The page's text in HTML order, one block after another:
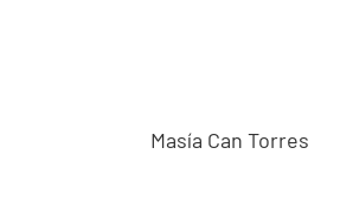
Masía Can Torres